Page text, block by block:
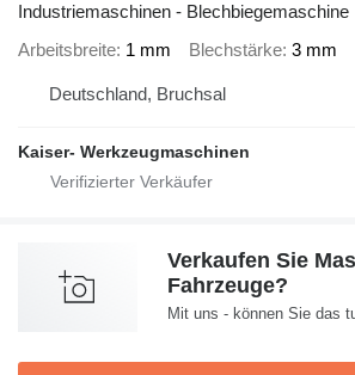
Industriemaschinen - Blechbiegemaschine
Arbeitsbreite 1 mm Blechstärke 3 mm
Deutschland, Bruchsal
Kaiser- Werkzeugmaschinen
Verkaufen Sie
Fahrzeuge?
Mit uns - können Sie das